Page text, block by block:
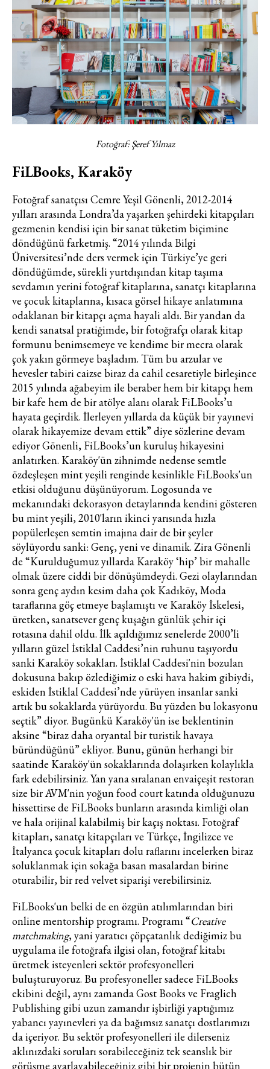
Haftalık E-Bülten
Moda dünyasında neler oluyor? Yeni
fikirler, öne çıkan koleksiyonlar, en
vogue trendler, ünlülerden güzelllik
sırları ve en popüler partilerden
haberdar olmak için haftalık e-
bültenimize kaydolun.
Fotoğraf: Şeref Yılmaz
FiLBooks, Karaköy
Fotoğraf sanatçısı Cemre Yeşil Gönenli, 2012-2014
yılları arasında Londra’da yaşarken şehirdeki kitapçıları
gezmenin kendisi için bir sanat tüketim biçimine
döndüğünü farketmiş. “2014 yılında Bilgi
Üniversitesi’nde ders vermek için Türkiye’ye geri
döndüğümde, sürekli yurtdışından kitap taşıma
sevdamın yerini fotoğraf kitaplarına, sanatçı kitaplarına
ve çocuk kitaplarına, kısaca görsel hikaye anlatımına
odaklanan bir kitapçı açma hayali aldı. Bir yandan da
kendi sanatsal pratiğimde, bir fotoğrafçı olarak kitap
formunu benimsemeye ve kendime bir mecra olarak
çok yakın görmeye başladım. Tüm bu arzular ve
hevesler tabiri caizse biraz da cahil cesaretiyle birleşince
2015 yılında ağabeyim ile beraber hem bir kitapçı hem
bir kafe hem de bir atölye alanı olarak FiLBooks’u
hayata geçirdik. İlerleyen yıllarda da küçük bir yayınevi
olarak hikayemize devam ettik” diye sözlerine devam
ediyor Gönenli, FiLBooks’un kuruluş hikayesini
anlatırken. Karaköy'ün zihnimde nedense semtle
özdeşleşen mint yeşili renginde kesinlikle FiLBooks'un
etkisi olduğunu düşünüyorum. Logosunda ve
mekanındaki dekorasyon detaylarında kendini gösteren
bu mint yeşili, 2010'ların ikinci yarısında hızla
popülerleşen semtin imajına dair de bir şeyler
söylüyordu sanki: Genç, yeni ve dinamik. Zira Gönenli
de “Kurulduğumuz yıllarda Karaköy ‘hip’ bir mahalle
olmak üzere ciddi bir dönüşümdeydi. Gezi olaylarından
sonra genç aydın kesim daha çok Kadıköy, Moda
taraflarına göç etmeye başlamıştı ve Karaköy İskelesi,
üretken, sanatsever genç kuşağın günlük şehir içi
rotasına dahil oldu. İlk açıldığımız senelerde 2000’li
yılların güzel İstiklal Caddesi’nin ruhunu taşıyordu
sanki Karaköy sokakları. İstiklal Caddesi'nin bozulan
dokusuna bakıp özlediğimiz o eski hava hakim gibiydi,
eskiden İstiklal Caddesi’nde yürüyen insanlar sanki
artık bu sokaklarda yürüyordu. Bu yüzden bu lokasyonu
seçtik” diyor. Bugünkü Karaköy'ün ise beklentinin
aksine “biraz daha oryantal bir turistik havaya
büründüğünü” ekliyor. Bunu, günün herhangi bir
saatinde Karaköy'ün sokaklarında dolaşırken kolaylıkla
fark edebilirsiniz. Yan yana sıralanan envaiçeşit restoran
size bir AVM'nin yoğun food court katında olduğunuzu
hissettirse de FiLBooks bunların arasında kimliği olan
ve hala orijinal kalabilmiş bir kaçış noktası. Fotoğraf
kitapları, sanatçı kitapçıları ve Türkçe, İngilizce ve
İtalyanca çocuk kitapları dolu raflarını incelerken biraz
soluklanmak için sokağa basan masalardan birine
oturabilir, bir red velvet siparişi verebilirsiniz.
FiLBooks'un belki de en özgün atılımlarından biri
online mentorship programı. Programı “Creative
matchmaking, yani yaratıcı çöpçatanlık dediğimiz bu
uygulama ile fotoğrafa ilgisi olan, fotoğraf kitabı
üretmek isteyenleri sektör profesyonelleri
buluşturuyoruz. Bu profesyoneller sadece FiLBooks
ekibini değil, aynı zamanda Gost Books ve Fraglich
Publishing gibi uzun zamandır işbirliği yaptığımız
yabancı yayınevleri ya da bağımsız sanatçı dostlarımızı
da içeriyor. Bu sektör profesyonelleri ile dilerseniz
aklınızdaki soruları sorabileceğiniz tek seanslık bir
görüşme ayarlayabileceğiniz gibi bir projenin bütün